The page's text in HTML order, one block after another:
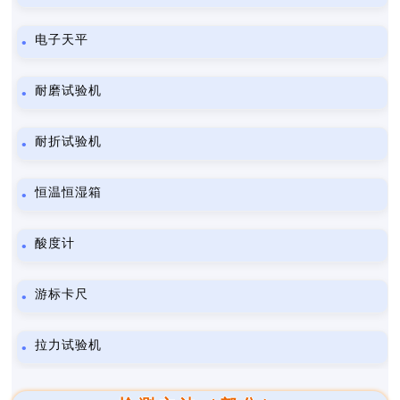
电子天平
耐磨试验机
耐折试验机
恒温恒湿箱
酸度计
游标卡尺
拉力试验机